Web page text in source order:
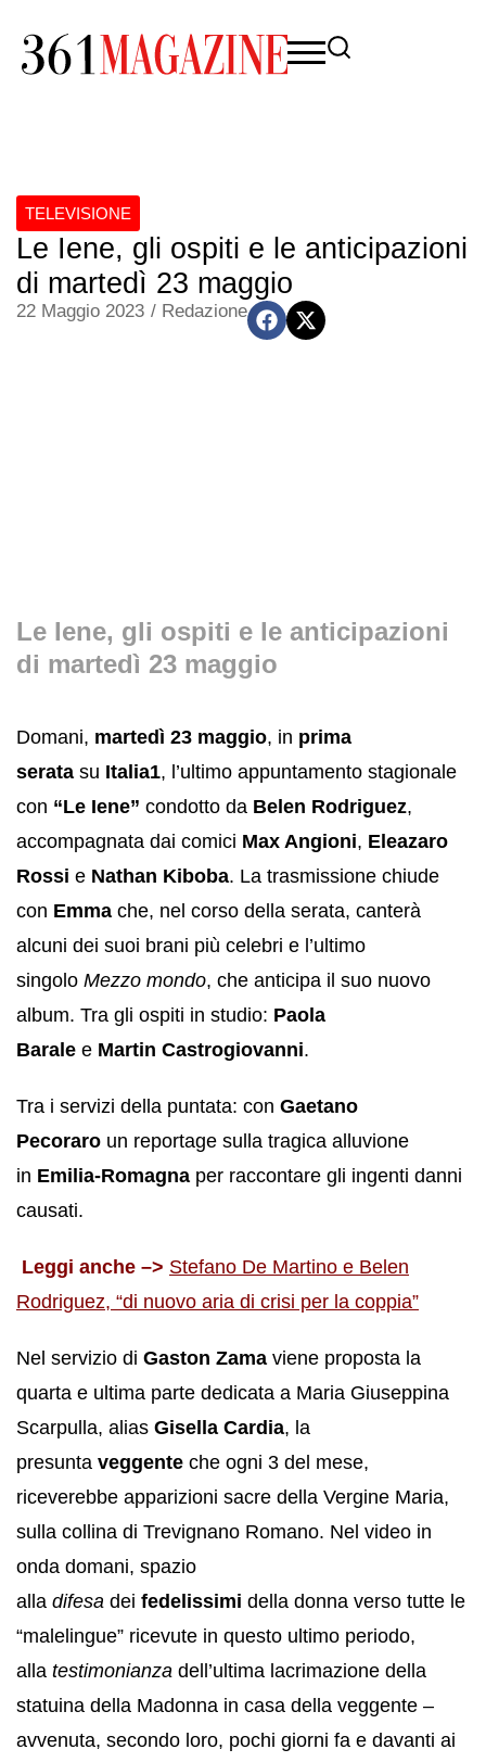
TELEVISIONE
Le Iene, gli ospiti e le anticipazioni
di martedì 23 maggio
22 Maggio 2023 / Redazione
Le Iene, gli ospiti e le anticipazioni
di martedì 23 maggio
Domani, martedì 23 maggio, in prima
serata su Italia1, l’ultimo appuntamento stagionale
con “Le Iene” condotto da Belen Rodriguez,
accompagnata dai comici Max Angioni, Eleazaro
Rossi e Nathan Kiboba. La trasmissione chiude
con Emma che, nel corso della serata, canterà
alcuni dei suoi brani più celebri e l’ultimo
singolo Mezzo mondo, che anticipa il suo nuovo
album. Tra gli ospiti in studio: Paola
Barale e Martin Castrogiovanni.
Tra i servizi della puntata: con Gaetano
Pecoraro un reportage sulla tragica alluvione
in Emilia-Romagna per raccontare gli ingenti danni
causati.
Leggi anche –> Stefano De Martino e Belen
Rodriguez, “di nuovo aria di crisi per la coppia”
Nel servizio di Gaston Zama viene proposta la
quarta e ultima parte dedicata a Maria Giuseppina
Scarpulla, alias Gisella Cardia, la
presunta veggente che ogni 3 del mese,
riceverebbe apparizioni sacre della Vergine Maria,
sulla collina di Trevignano Romano. Nel video in
onda domani, spazio
alla difesa dei fedelissimi della donna verso tutte le
“malelingue” ricevute in questo ultimo periodo,
alla testimonianza dell’ultima lacrimazione della
statuina della Madonna in casa della veggente –
avvenuta, secondo loro, pochi giorni fa e davanti ai